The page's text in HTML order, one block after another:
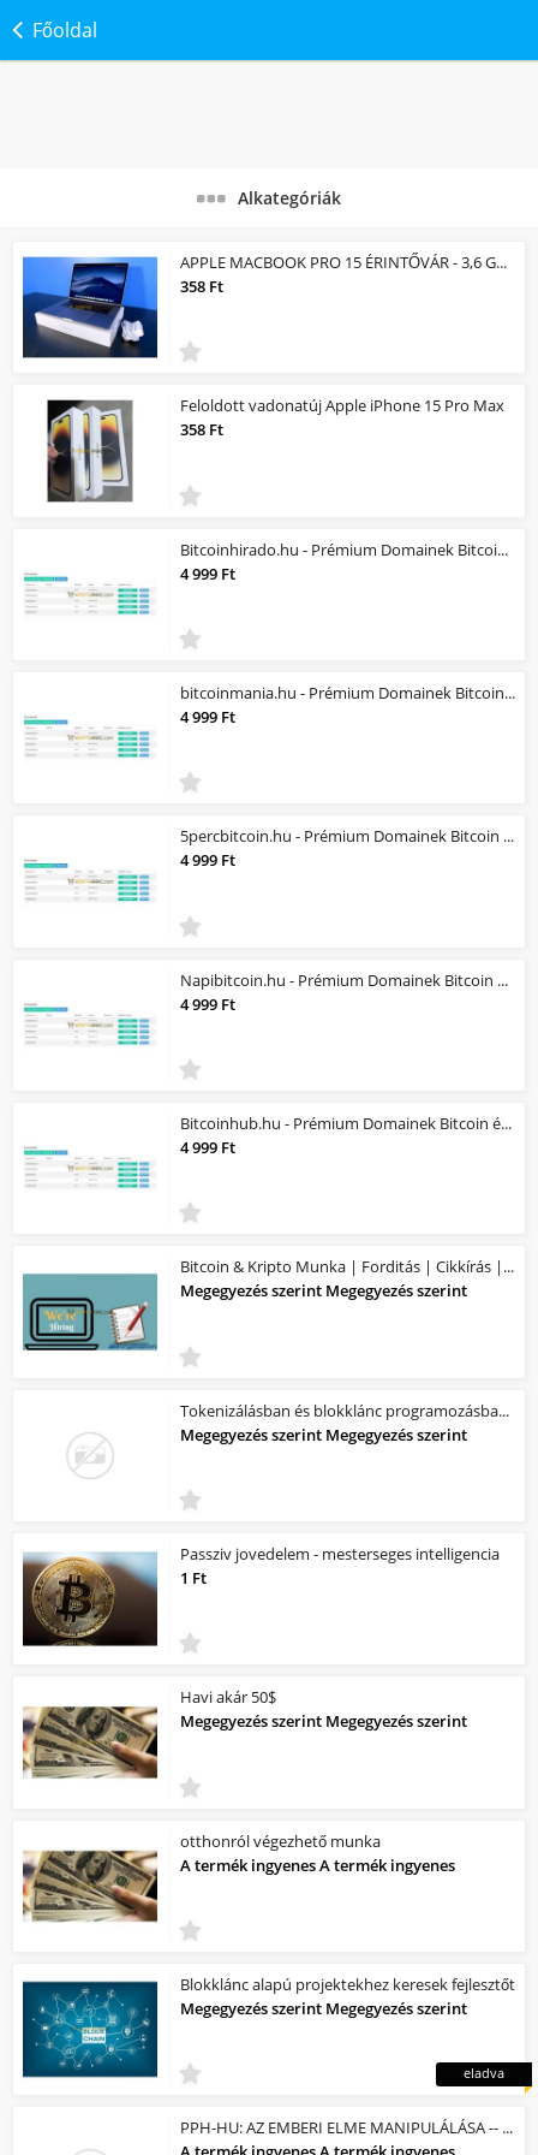
Főoldal
Alkategóriák
APPLE MACBOOK PRO 15 ÉRINTŐVÁR - 3,6 GHz-es MAG i7 TURBO 16 GB RAM 1 TB SSD
358 Ft
Feloldott vadonatúj Apple iPhone 15 Pro Max
358 Ft
Bitcoinhirado.hu - Prémium Domainek Bitcoin és Kripto jellegű üzlethez
4 999 Ft
bitcoinmania.hu - Prémium Domainek Bitcoin és Kripto jellegű üzlethez
4 999 Ft
5percbitcoin.hu - Prémium Domainek Bitcoin és Kripto jellegű üzlethez
4 999 Ft
Napibitcoin.hu - Prémium Domainek Bitcoin és Kripto jellegű üzlethez
4 999 Ft
Bitcoinhub.hu - Prémium Domainek Bitcoin és Kripto jellegű üzlethez
4 999 Ft
Bitcoin & Kripto Munka | Forditás | Cikkírás | Tartalomgyártás | Videó készí...
Megegyezés szerint Megegyezés szerint
Tokenizálásban és blokklánc programozásban jártas fejlesztőt keresek
Megegyezés szerint Megegyezés szerint
Passziv jovedelem - mesterseges intelligencia
1 Ft
Havi akár 50$
Megegyezés szerint Megegyezés szerint
otthonról végezhető munka
A termék ingyenes A termék ingyenes
eladva
Blokklánc alapú projektekhez keresek fejlesztőt
Megegyezés szerint Megegyezés szerint
PPH-HU: AZ EMBERI ELME MANIPULÁLÁSA -- ALAN VATT INTERJÚ